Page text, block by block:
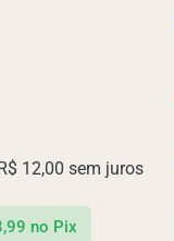
12,00 sem juros
no Pix